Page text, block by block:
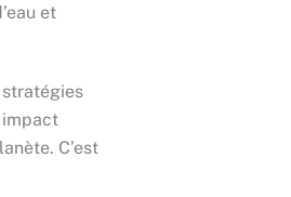
et
stratégies
C’est